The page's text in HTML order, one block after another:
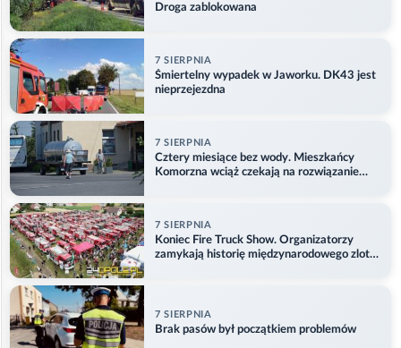
Droga zablokowana
7 SIERPNIA
Śmiertelny wypadek w Jaworku. DK43 jest
nieprzejezdna
7 SIERPNIA
Cztery miesiące bez wody. Mieszkańcy
Komorzna wciąż czekają na rozwiązanie
7 SIERPNIA
Koniec Fire Truck Show. Organizatorzy
zamykają historię międzynarodowego zlotu
7 SIERPNIA
Brak pasów był początkiem problemów